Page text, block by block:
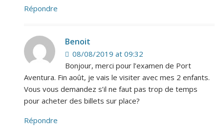
Répondre
Benoit
08/08/2019 at 09:32
Bonjour, merci pour l’examen de Port
Aventura. Fin août, je vais le visiter avec mes 2 enfants.
Vous vous demandez s’il ne faut pas trop de temps
pour acheter des billets sur place?
Répondre